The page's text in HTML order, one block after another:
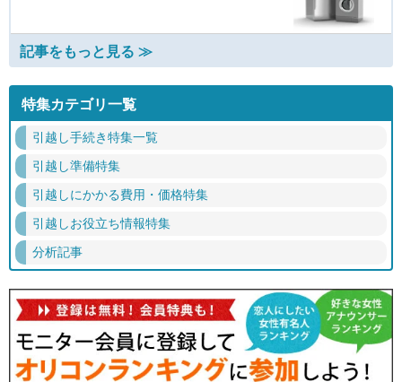
記事をもっと見る ≫
特集カテゴリ一覧
引越し手続き特集一覧
引越し準備特集
引越しにかかる費用・価格特集
引越しお役立ち情報特集
分析記事